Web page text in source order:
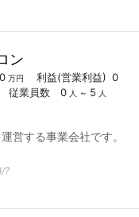
ン
万円 利益(営業利益) 0
従業員数 0 人 ~ 5 人
営する事業会社です。
?